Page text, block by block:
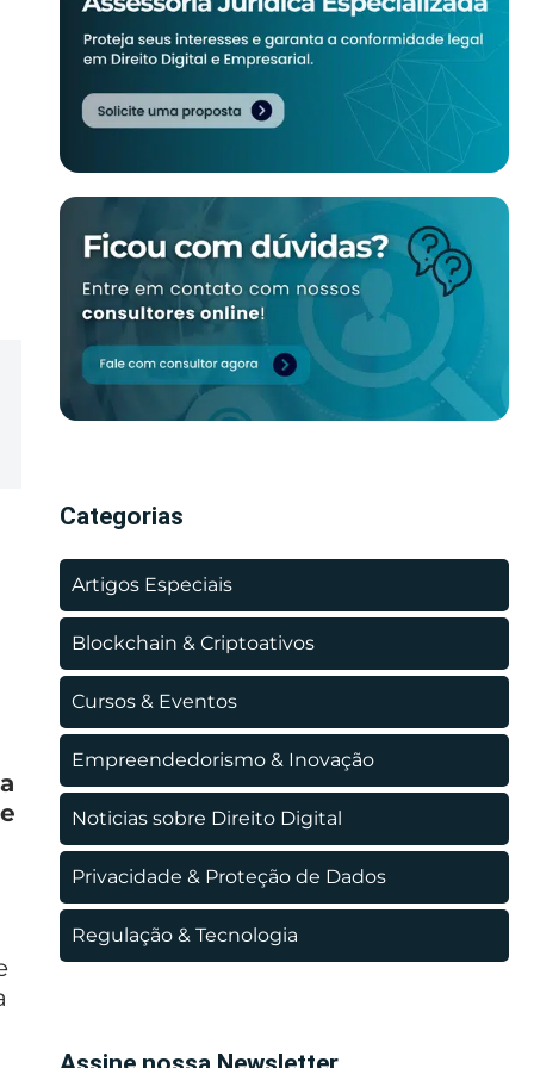
Categorias
Artigos Especiais
Blockchain & Criptoativos
Cursos & Eventos
Empreendedorismo & Inovação
Noticias sobre Direito Digital
Privacidade & Proteção de Dados
Regulação & Tecnologia